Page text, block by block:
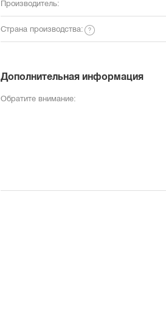
Производитель:
Страна производства:
Дополнительная информация
Обратите внимание: